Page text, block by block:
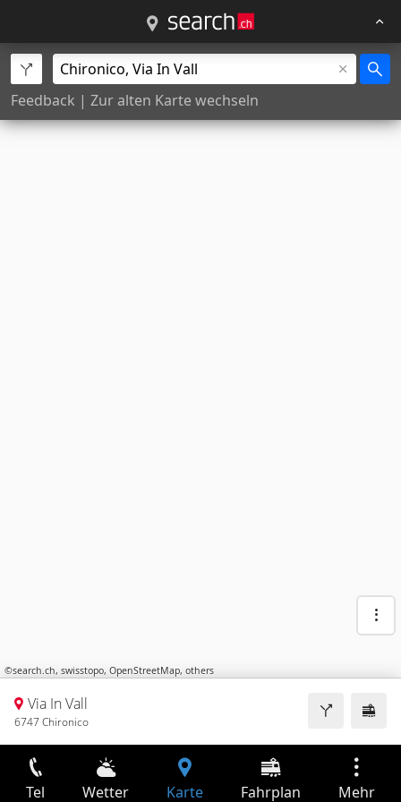
Feedback | Zur alten Karte wechseln
©search.ch, swisstopo, OpenStreetMap, others
Via In Vall
6747 Chironico
Tel Wetter Karte Fahrplan Mehr